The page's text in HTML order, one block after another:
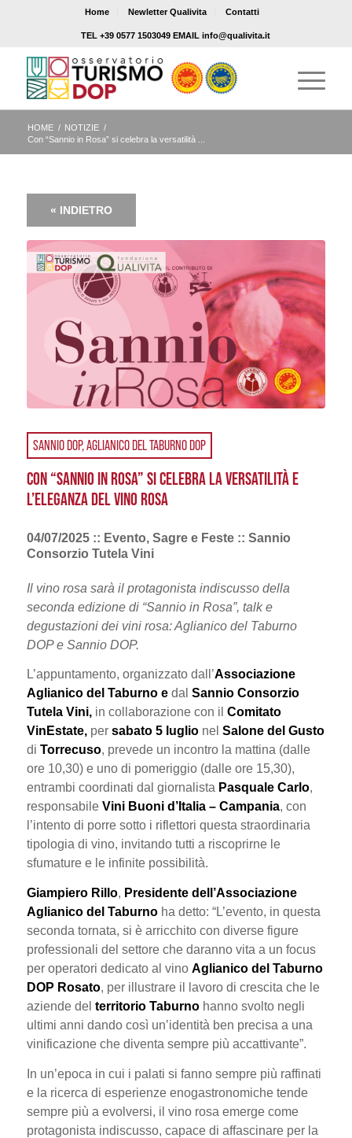
Home Newletter Qualivita Contatti
TEL +39 0577 1503049 EMAIL info@qualivita.it
HOME / NOTIZIE /
Con “Sannio in Rosa” si celebra la versatilità ...
« INDIETRO
SANNIO DOP, AGLIANICO DEL TABURNO DOP
CON “SANNIO IN ROSA” SI CELEBRA LA VERSATILITÀ E
L’ELEGANZA DEL VINO ROSA
04/07/2025 :: Evento, Sagre e Feste :: Sannio
Consorzio Tutela Vini
Il vino rosa sarà il protagonista indiscusso della
seconda edizione di “Sannio in Rosa”, talk e
degustazioni dei vini rosa: Aglianico del Taburno
DOP e Sannio DOP.
L’appuntamento, organizzato dall’Associazione
Aglianico del Taburno e dal Sannio Consorzio
Tutela Vini, in collaborazione con il Comitato
VinEstate,per sabato 5 luglio nel Salone del Gusto
di Torrecuso, prevede un incontro la mattina (dalle
ore 10,30) e uno di pomeriggio (dalle ore 15,30),
entrambi coordinati dal giornalista Pasquale Carlo,
responsabile Vini Buoni d’Italia – Campania, con
l’intento di porre sotto i riflettori questa straordinaria
tipologia di vino, invitando tutti a riscoprirne le
sfumature e le infinite possibilità.
Giampiero Rillo, Presidente dell’Associazione
Aglianico del Taburnoha detto: “L’evento, in questa
seconda tornata, si è arricchito con diverse figure
professionali del settore che daranno vita a un focus
per operatori dedicato al vino Aglianico del Taburno
DOP Rosato, per illustrare il lavoro di crescita che le
aziende del territorio Taburnohanno svolto negli
ultimi anni dando così un’identità ben precisa a una
vinificazione che diventa sempre più accattivante”.
In un’epoca in cui i palati si fanno sempre più raffinati
e la ricerca di esperienze enogastronomiche tende
sempre più a evolversi, il vino rosa emerge come
protagonista indiscusso, capace di affascinare per la